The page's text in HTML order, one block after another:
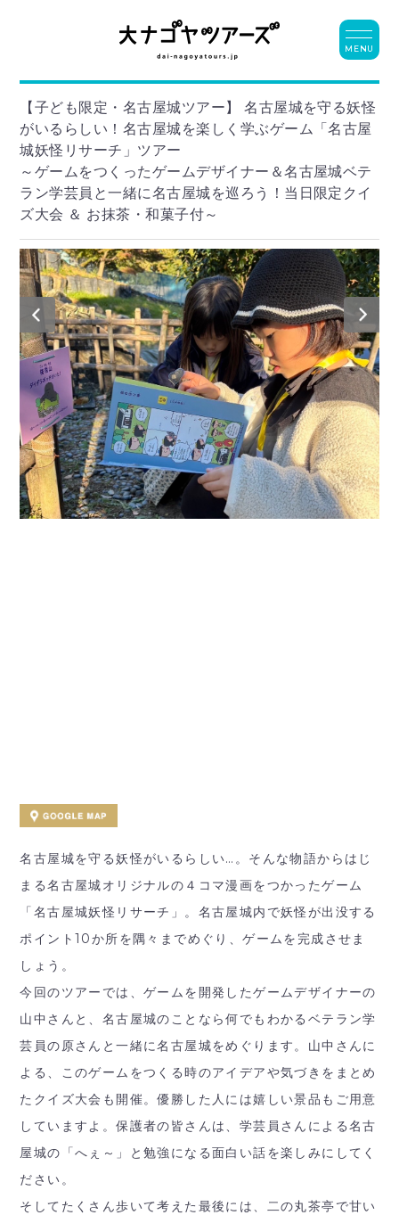
【子ども限定・名古屋城ツアー】 名古屋城を守る妖怪
がいるらしい！名古屋城を楽しく学ぶゲーム「名古屋
城妖怪リサーチ」ツアー
～ゲームをつくったゲームデザイナー＆名古屋城ベテ
ラン学芸員と一緒に名古屋城を巡ろう！当日限定クイ
ズ大会 ＆ お抹茶・和菓子付～
名古屋城を守る妖怪がいるらしい…。そんな物語からはじ
まる名古屋城オリジナルの４コマ漫画をつかったゲーム
「名古屋城妖怪リサーチ」。名古屋城内で妖怪が出没する
ポイント10か所を隅々までめぐり、ゲームを完成させま
しょう。
今回のツアーでは、ゲームを開発したゲームデザイナーの
山中さんと、名古屋城のことなら何でもわかるベテラン学
芸員の原さんと一緒に名古屋城をめぐります。山中さんに
よる、このゲームをつくる時のアイデアや気づきをまとめ
たクイズ大会も開催。優勝した人には嬉しい景品もご用意
していますよ。保護者の皆さんは、学芸員さんによる名古
屋城の「へぇ～」と勉強になる面白い話を楽しみにしてく
ださい。
そしてたくさん歩いて考えた最後には、二の丸茶亭で甘い
MENU